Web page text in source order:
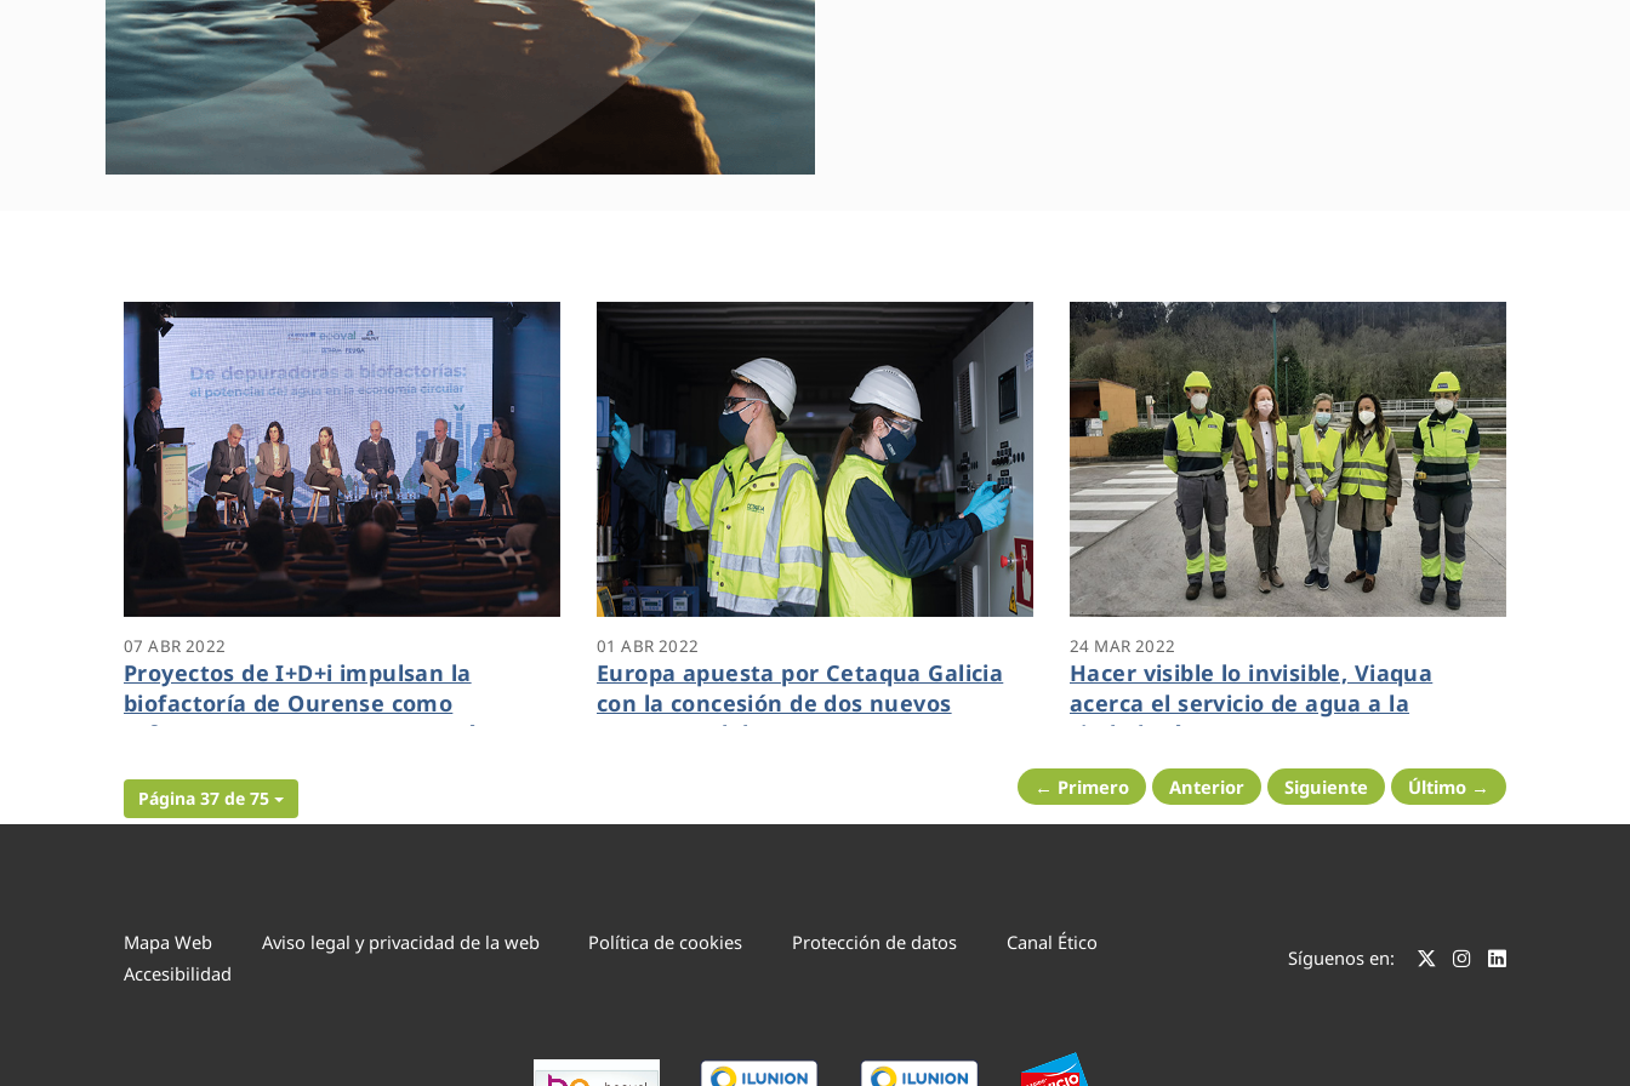
07 ABR 2022
Proyectos de I+D+i impulsan la
biofactoría de Ourense como
referente europeo en economía
01 ABR 2022
Europa apuesta por Cetaqua Galicia
con la concesión de dos nuevos
proyectos del programa marco
24 MAR 2022
Hacer visible lo invisible, Viaqua
acerca el servicio de agua a la
ciudadanía
Página 37 de 75 ← Primero Anterior Siguiente Último →
Mapa Web Aviso legal y privacidad de la web Política de cookies Protección de datos
Canal Ético
Accesibilidad
Síguenos en: